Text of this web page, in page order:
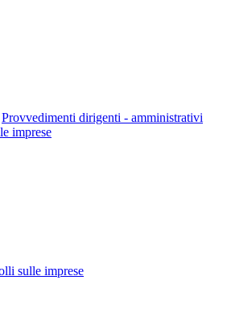
Provvedimenti dirigenti - amministrativi
imprese
sulle imprese